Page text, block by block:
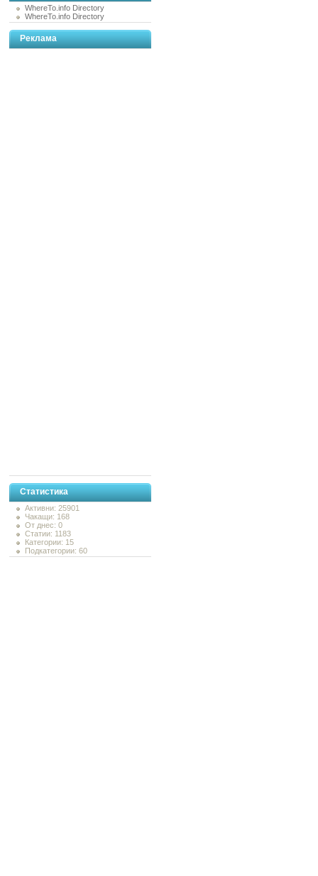
WhereTo.info Directory
WhereTo.info Directory
Реклама
Статистика
Активни: 25901
Чакащи: 168
От днес: 0
Статии: 1183
Категории: 15
Подкатегории: 60